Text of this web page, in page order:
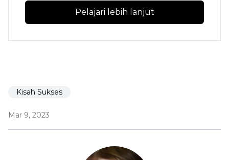
Pelajari lebih lanjut
Kisah Sukses
Mar 9, 2023